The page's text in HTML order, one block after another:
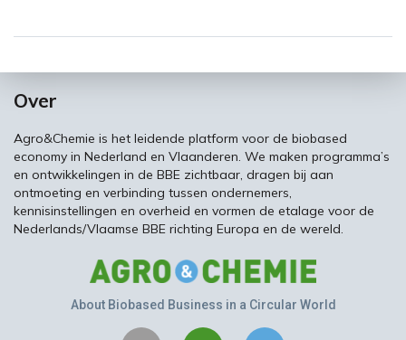
Over
Agro&Chemie is het leidende platform voor de biobased
economy in Nederland en Vlaanderen. We maken programma’s
en ontwikkelingen in de BBE zichtbaar, dragen bij aan
ontmoeting en verbinding tussen ondernemers,
kennisinstellingen en overheid en vormen de etalage voor de
Nederlands/Vlaamse BBE richting Europa en de wereld.
About Biobased Business in a Circular World